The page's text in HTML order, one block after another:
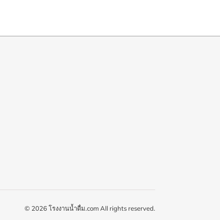
© 2026 โรงงานน้ำดื่ม.com All rights reserved.